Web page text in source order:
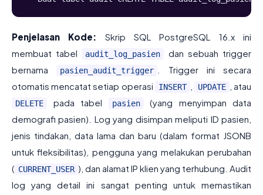
Penjelasan Kode: Skrip SQL PostgreSQL 16.x ini
membuat tabel
audit_log_pasien
dan sebuah trigger
bernama
pasien_audit_trigger
. Trigger ini secara
otomatis mencatat setiap operasi
INSERT UPDATE , atau
DELETE pada tabel pasien
(yang menyimpan data
demografi pasien). Log yang disimpan meliputi ID pasien,
jenis tindakan, data lama dan baru (dalam format JSONB
untuk fleksibilitas), pengguna yang melakukan perubahan
( CURRENT_USER ), dan alamat IP klien yang terhubung. Audit
log yang detail ini sangat penting untuk memastikan